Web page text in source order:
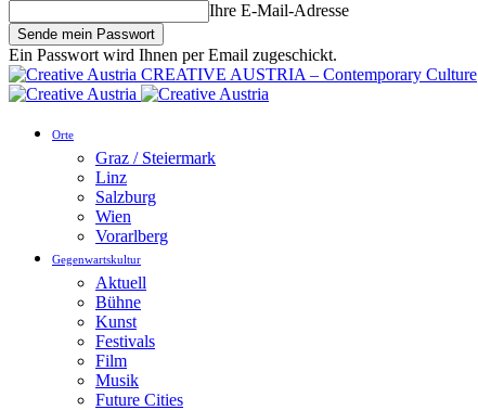
Ihre E-Mail-Adresse
Ein Passwort wird Ihnen per Email zugeschickt.
CREATIVE AUSTRIA – Contemporary Culture
Orte
Graz / Steiermark
Linz
Salzburg
Wien
Vorarlberg
Gegenwartskultur
Aktuell
Bühne
Kunst
Festivals
Film
Musik
Future Cities